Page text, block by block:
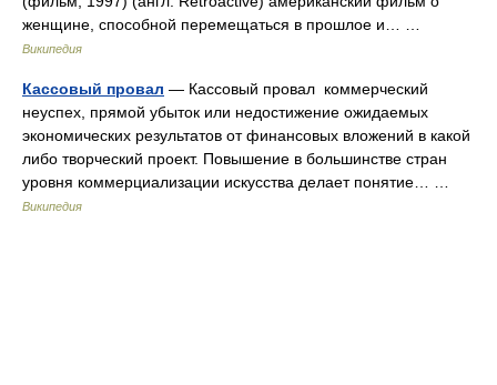
женщине, способной перемещаться в прошлое и… …
Википедия
Кассовый провал — Кассовый провал коммерческий
неуспех, прямой убыток или недостижение ожидаемых
экономических результатов от финансовых вложений в какой
либо творческий проект. Повышение в большинстве стран
уровня коммерциализации искусства делает понятие… …
Википедия